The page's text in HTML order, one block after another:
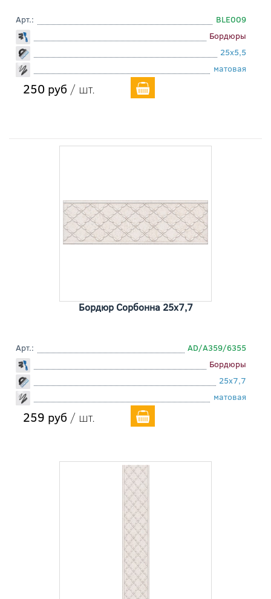
Арт.:
BLE009
Бордюры
25x5,5
матовая
250 руб / шт.
Бордюр Сорбонна 25x7,7
Арт.:
AD/A359/6355
Бордюры
25x7,7
матовая
259 руб / шт.